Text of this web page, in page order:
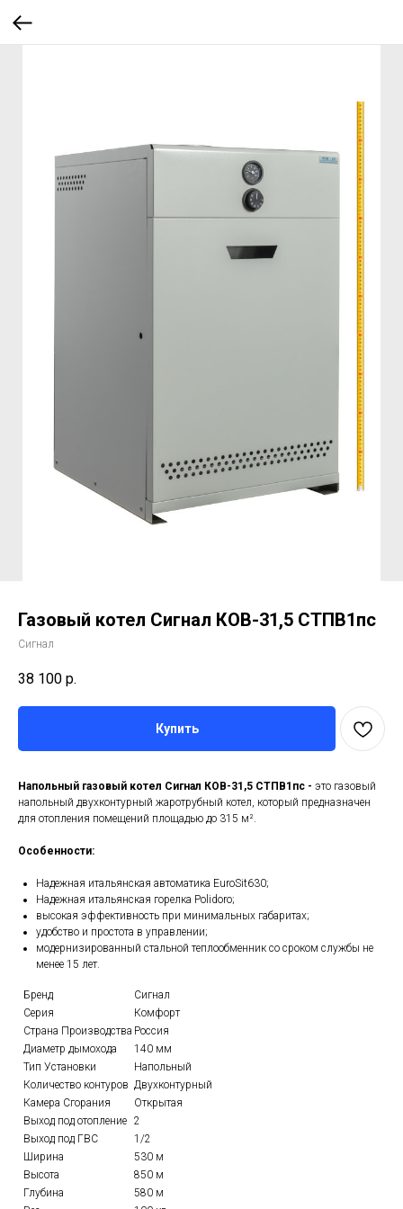
Газовый котел Сигнал КОВ-31,5 СТПВ1пс
Сигнал
38 100 р.
Купить
Напольный газовый котел Сигнал КОВ-31,5 СТПВ1пс - это газовый
напольный двухконтурный жаротрубный котел, который предназначен
для отопления помещений площадью до 315 м².
Особенности:
Надежная итальянская автоматика EuroSit630;
Надежная итальянская горелка Polidoro;
высокая эффективность при минимальных габаритах;
удобство и простота в управлении;
модернизированный стальной теплообменник со сроком службы не
менее 15 лет.
Бренд
Сигнал
Серия
Комфорт
Страна Производства Россия
Диаметр дымохода
140 мм
Тип Установки
Напольный
Количество контуров Двухконтурный
Камера Сгорания
Открытая
Выход под отопление 2
Выход под ГВС
1/2
Ширина
530 м
Высота
850 м
Глубина
580 м